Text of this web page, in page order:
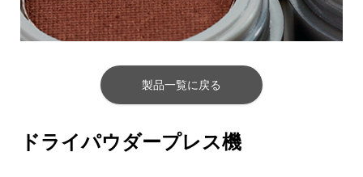
製品一覧に戻る
ドライパウダープレス機